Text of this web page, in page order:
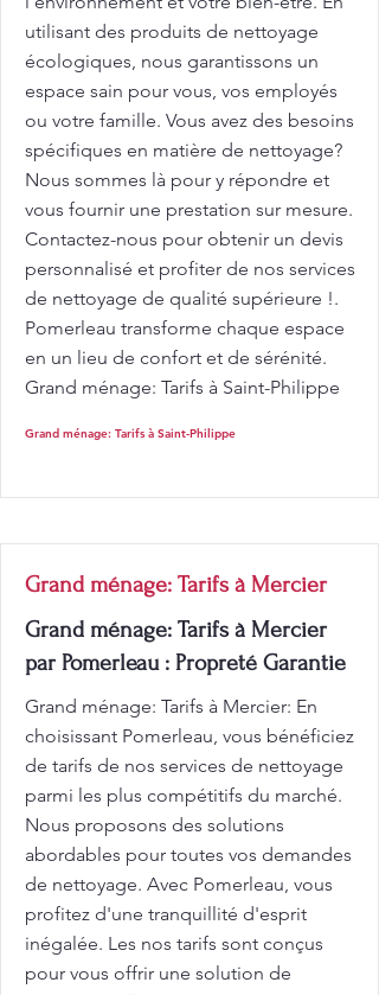
utilisant des produits de nettoyage
écologiques, nous garantissons un
espace sain pour vous, vos employés
ou votre famille. Vous avez des besoins
spécifiques en matière de nettoyage?
Nous sommes là pour y répondre et
vous fournir une prestation sur mesure.
Contactez-nous pour obtenir un devis
personnalisé et profiter de nos services
de nettoyage de qualité supérieure !.
Pomerleau transforme chaque espace
en un lieu de confort et de sérénité.
Grand ménage: Tarifs à Saint-Philippe
Grand ménage: Tarifs à Saint-Philippe
Grand ménage: Tarifs à Mercier
Grand ménage: Tarifs à Mercier
par Pomerleau : Propreté Garantie
Grand ménage: Tarifs à Mercier: En
choisissant Pomerleau, vous bénéficiez
de tarifs de nos services de nettoyage
parmi les plus compétitifs du marché.
Nous proposons des solutions
abordables pour toutes vos demandes
de nettoyage. Avec Pomerleau, vous
profitez d'une tranquillité d'esprit
inégalée. Les nos tarifs sont conçus
pour vous offrir une solution de